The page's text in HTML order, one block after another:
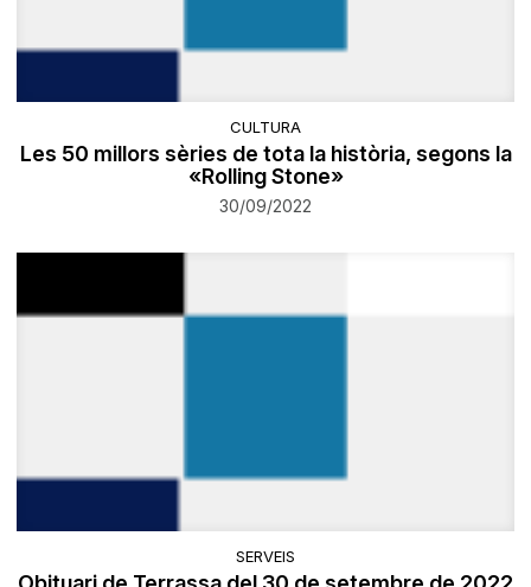
CULTURA
Les 50 millors sèries de tota la història, segons la
«Rolling Stone»
30/09/2022
SERVEIS